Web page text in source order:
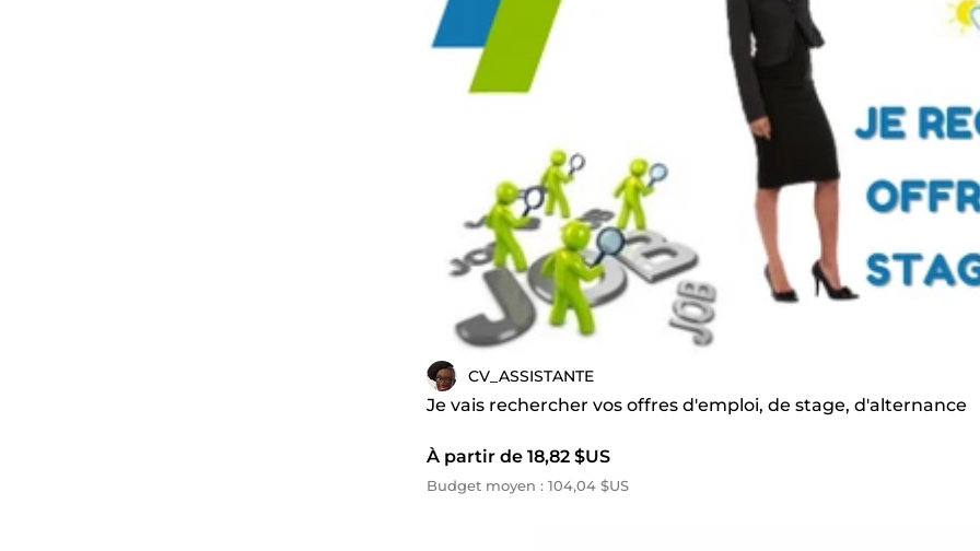
CV_ASSISTANTE
Je vais rechercher vos offres d'emploi, de stage, d'alternance
À partir de 18,82 $US
Budget moyen : 104,04 $US